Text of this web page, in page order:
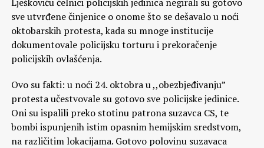
sve utvrđene činjenice o onome što se dešavalo u noći
oktobarskih protesta, kada su mnoge institucije
dokumentovale policijsku torturu i prekoračenje
policijskih ovlašćenja.
Ovo su fakti: u noći 24. oktobra u ,,obezbjeđivanju”
protesta učestvovale su gotovo sve policijske jedinice.
Oni su ispalili preko stotinu patrona suzavca CS, te
bombi ispunjenih istim opasnim hemijskim sredstvom,
na različitim lokacijama. Gotovo polovinu suzavaca